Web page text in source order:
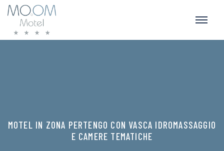
MOTEL IN ZONA PERTENGO CON VASCA IDROMASSAGGIO
E CAMERE TEMATICHE